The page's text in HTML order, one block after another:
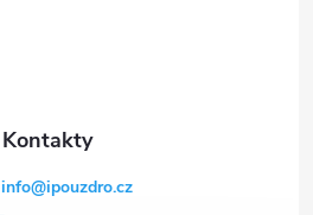
info@ipouzdro.cz